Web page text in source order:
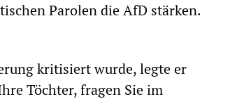
Parolen die AfD stärken.
kritisiert wurde, legte er
Töchter, fragen Sie im